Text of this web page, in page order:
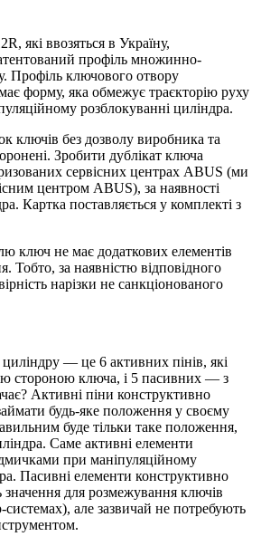
які ввозяться в Україну,
профіль множинно-
Профіль ключового отвору
форму, яка обмежує траєкторію руху
розблокуванні циліндра.
ключів без дозволу виробника та
Зробити дублікат ключа
сервісних центрах ABUS (ми
центром ABUS), за наявності
Картка поставляється у комплекті з
ключ не має додаткових елементів
Тобто, за наявністю відповідного
нарізки не санкціонованого
— це 6 активних пінів, які
стороною ключа, і 5 пасивних — з
Активні піни конструктивно
будь-яке положення у своєму
буде тільки таке положення,
Саме активні елементи
при маніпуляційному
Пасивні елементи конструктивно
для розмежування ключів
але зазвичай не потребують